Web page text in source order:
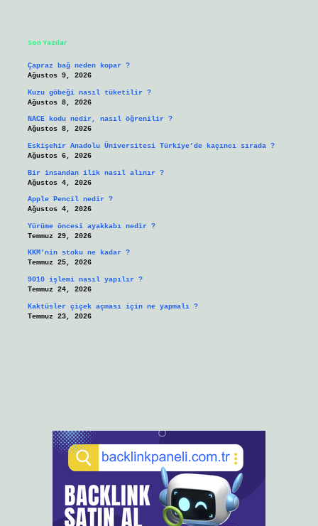
Son Yazılar
Çapraz bağ neden kopar ?
Ağustos 9, 2026
Kuzu göbeği nasıl tüketilir ?
Ağustos 8, 2026
NACE kodu nedir, nasıl öğrenilir ?
Ağustos 8, 2026
Eskişehir Anadolu Üniversitesi Türkiye’de kaçıncı sırada ?
Ağustos 6, 2026
Bir insandan ilik nasıl alınır ?
Ağustos 4, 2026
Apple Pencil nedir ?
Ağustos 4, 2026
Yürüme öncesi ayakkabı nedir ?
Temmuz 29, 2026
KKM’nin stoku ne kadar ?
Temmuz 25, 2026
9010 işlemi nasıl yapılır ?
Temmuz 24, 2026
Kaktüsler çiçek açması için ne yapmalı ?
Temmuz 23, 2026